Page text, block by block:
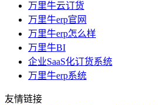
万里牛云订货
万里牛erp官网
万里牛erp怎么样
万里牛BI
企业SaaS化订货系统
万里牛erp系统
友情链接